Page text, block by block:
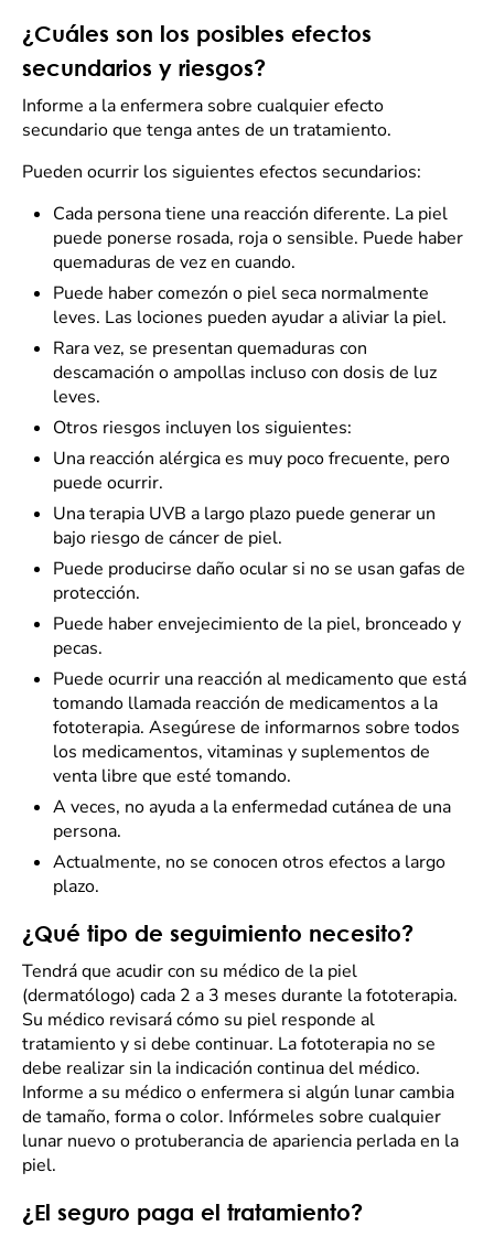
¿Cuáles son los posibles efectos
secundarios y riesgos?
Informe a la enfermera sobre cualquier efecto
secundario que tenga antes de un tratamiento.
Pueden ocurrir los siguientes efectos secundarios:
Cada persona tiene una reacción diferente. La piel
puede ponerse rosada, roja o sensible. Puede haber
quemaduras de vez en cuando.
Puede haber comezón o piel seca normalmente
leves. Las lociones pueden ayudar a aliviar la piel.
Rara vez, se presentan quemaduras con
descamación o ampollas incluso con dosis de luz
leves.
Otros riesgos incluyen los siguientes:
Una reacción alérgica es muy poco frecuente, pero
puede ocurrir.
Una terapia UVB a largo plazo puede generar un
bajo riesgo de cáncer de piel.
Puede producirse daño ocular si no se usan gafas de
protección.
Puede haber envejecimiento de la piel, bronceado y
pecas.
Puede ocurrir una reacción al medicamento que está
tomando llamada reacción de medicamentos a la
fototerapia. Asegúrese de informarnos sobre todos
los medicamentos, vitaminas y suplementos de
venta libre que esté tomando.
A veces, no ayuda a la enfermedad cutánea de una
persona.
Actualmente, no se conocen otros efectos a largo
plazo.
¿Qué tipo de seguimiento necesito?
Tendrá que acudir con su médico de la piel
(dermatólogo) cada 2 a 3 meses durante la fototerapia.
Su médico revisará cómo su piel responde al
tratamiento y si debe continuar. La fototerapia no se
debe realizar sin la indicación continua del médico.
Informe a su médico o enfermera si algún lunar cambia
de tamaño, forma o color. Infórmeles sobre cualquier
lunar nuevo o protuberancia de apariencia perlada en la
piel.
¿El seguro paga el tratamiento?